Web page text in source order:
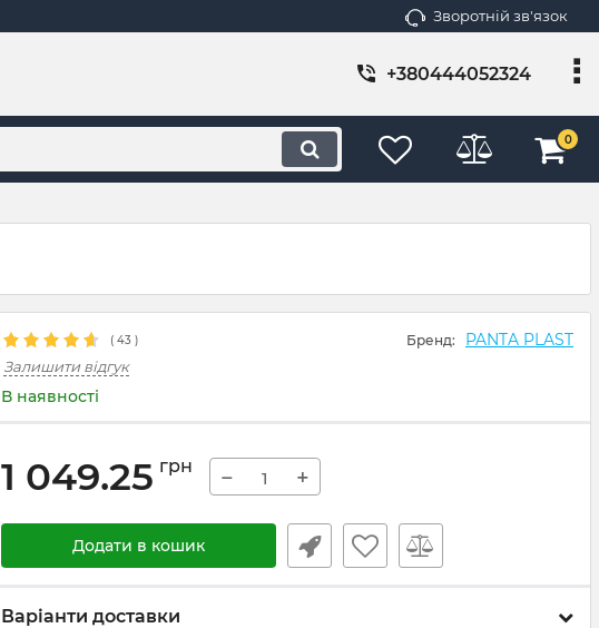
Зворотній зв'язок
+380444052324
0
( 43 ) Бренд: PANTA PLAST
Залишити відгук
В наявності
1 049.25 грн − +
Додати в кошик
Варіанти доставки